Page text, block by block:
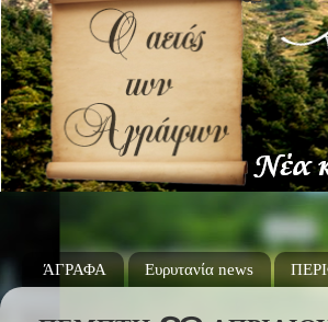
ΆΓΡΑΦΑ Ευρυτανία news